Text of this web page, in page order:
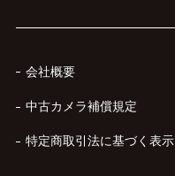
会社概要
中古カメラ補償規定
特定商取引法に基づく表示